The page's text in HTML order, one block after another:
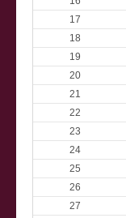
17
18
19
20
21
22
23
24
25
26
27